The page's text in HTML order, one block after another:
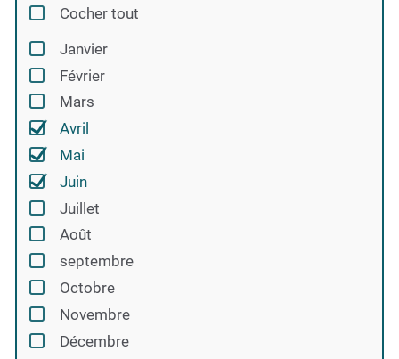
Cocher tout
Janvier
Février
Mars
Avril
Mai
Juin
Juillet
Août
septembre
Octobre
Novembre
Décembre